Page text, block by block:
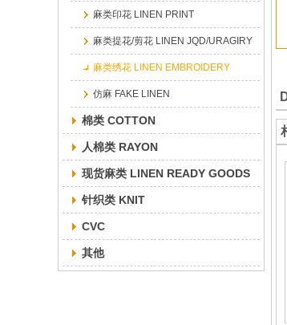
麻类印花 LINEN PRINT
麻类提花/剪花 LINEN JQD/URAGIRY
麻类绣花 LINEN EMBROIDERY
仿麻 FAKE LINEN
棉类 COTTON
人棉类 RAYON
现货麻类 LINEN READY GOODS
针织类 KNIT
CVC
其他